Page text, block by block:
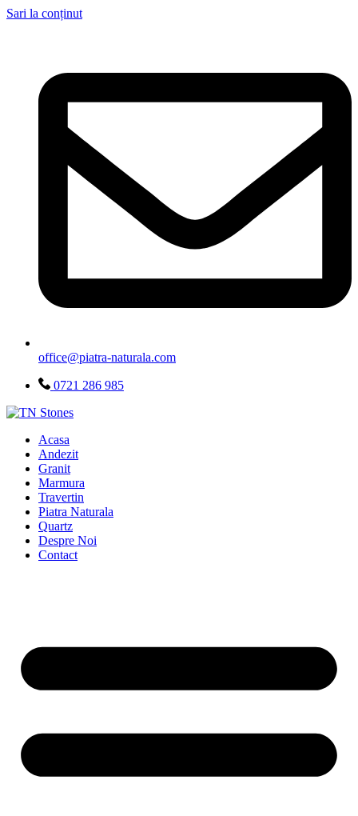
Sari la conținut
office@piatra-naturala.com
0721 286 985
Acasa
Andezit
Granit
Marmura
Travertin
Piatra Naturala
Quartz
Despre Noi
Contact